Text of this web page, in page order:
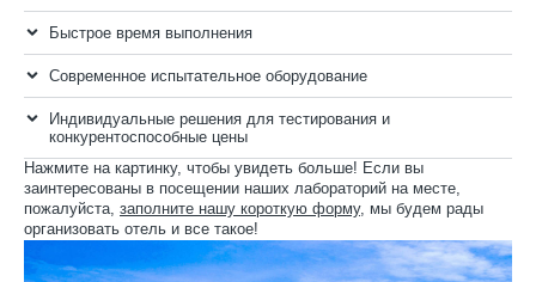
Быстрое время выполнения
Современное испытательное оборудование
Индивидуальные решения для тестирования и
конкурентоспособные цены
Нажмите на картинку, чтобы увидеть больше! Если вы
заинтересованы в посещении наших лабораторий на месте,
пожалуйста, заполните нашу короткую форму, мы будем рады
организовать отель и все такое!